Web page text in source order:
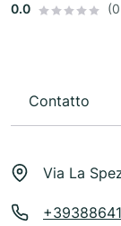
0.0
Contatto
Via La